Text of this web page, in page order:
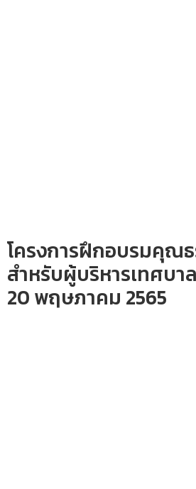
โครงการฝึกอบรมคุณ
สำหรับผู้บริหารเทศบา
20 พฤษภาคม 2565